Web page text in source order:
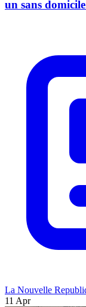
un sans
La Nouvelle
11 Apr